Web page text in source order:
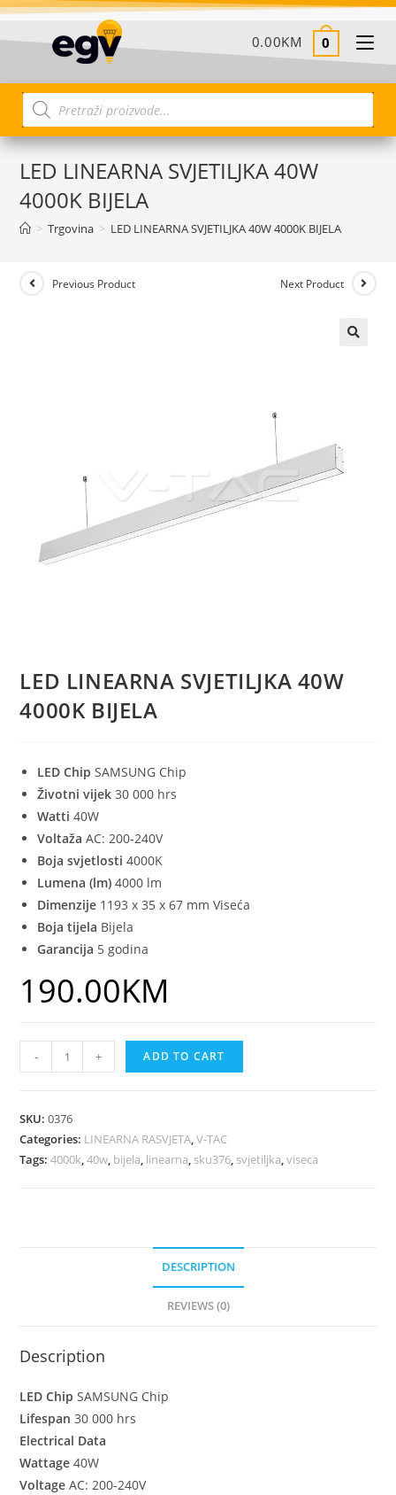
0.00KM 0
LED LINEARNA SVJETILJKA 40W
4000K BIJELA
> Trgovina > LED LINEARNA SVJETILJKA 40W 4000K BIJELA
Previous Product Next Product
LED LINEARNA SVJETILJKA 40W
4000K BIJELA
LED ChipSAMSUNG Chip
Životni vijek30 000 hrs
Watti40W
VoltažaAC: 200-240V
Boja svjetlosti4000K
Lumena (lm)4000 lm
Dimenzije 1193 x 35 x 67 mm Viseća
Boja tijela Bijela
Garancija 5 godina
190.00KM
- + ADD TO CART
SKU:0376
Categories: LINEARNA RASVJETA,V-TAC
Tags:4000k,40w, bijela, linearna, sku376, svjetiljka,viseca
DESCRIPTION
REVIEWS (0)
Description
LED ChipSAMSUNG Chip
Lifespan30 000 hrs
Electrical Data
Wattage40W
VoltageAC: 200-240V